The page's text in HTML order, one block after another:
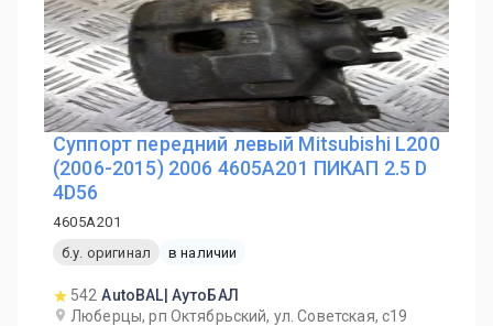
Суппорт передний левый Mitsubishi L200
(2006-2015) 2006 4605A201 ПИКАП 2.5 D
4D56
4605A201
б.у. оригинал
в наличии
542 AutoBAL| АутоБАЛ
Люберцы, рп Октябрьский, ул. Советская, с19